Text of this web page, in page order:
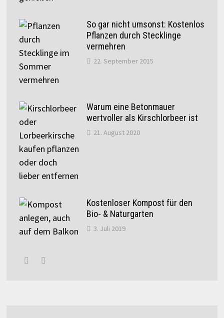
So gar nicht umsonst: Kostenlos
Pflanzen durch Stecklinge
vermehren
22. September 2015
Warum eine Betonmauer
wertvoller als Kirschlorbeer ist
21. August 2020
Kostenloser Kompost für den
Bio- & Naturgarten
3. Juli 2019